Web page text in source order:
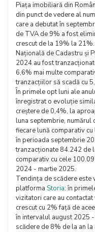
Piața imobiliară din
din punct de vedere al
care a debutat în
de TVA de 9% a fost
crescut de la 19% la
Națională de Cadastru și
2024 au fost
6,6% mai multe
tranzacțiilor să scadă cu
În primele opt luni ale
înregistrat o evoluție
creștere de 0,4%, la
luna septembrie, numărul
fiecare lună comparativ
în perioada septembrie
tranzacționate 84.242 de
comparativ cu cele
2024 - martie 2025.
Tendința de scădere este
platforma Storia: în
vizitatori care au
crescut cu 2% față de
în intervalul august 2025
scădere de 8% de la an la